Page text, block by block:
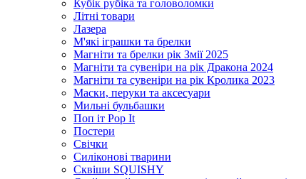
Кубік рубіка та головоломки
Літні товари
Лазера
М'які іграшки та брелки
Магніти та брелки рік Змії 2025
Магніти та сувеніри на рік Дракона 2024
Магніти та сувеніри на рік Кролика 2023
Маски, перуки та аксесуари
Мильні бульбашки
Поп іт Pop It
Постери
Свічки
Силіконові тварини
Сквіши SQUISHY